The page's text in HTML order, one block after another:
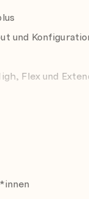
und
Flex und